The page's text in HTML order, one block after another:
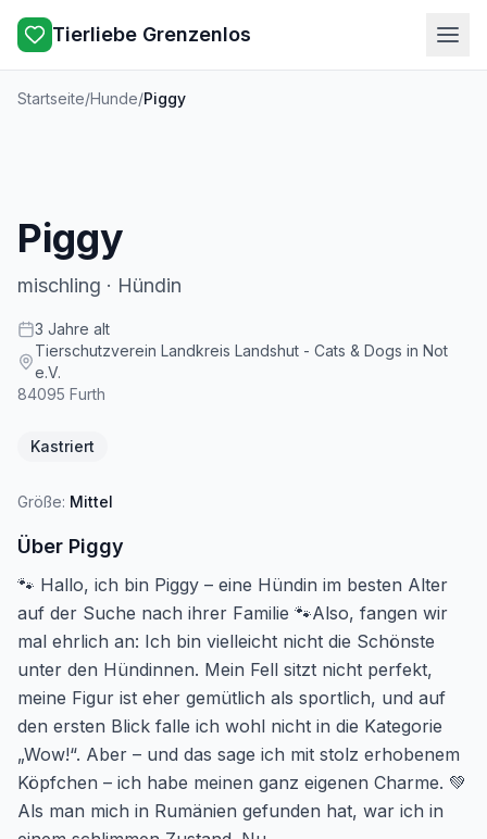
Tierliebe Grenzenlos
Startseite/Hunde/Piggy
Piggy
mischling · Hündin
3 Jahre alt
Tierschutzverein Landkreis Landshut - Cats & Dogs in Not
e.V.
84095 Furth
Kastriert
Größe: Mittel
Über Piggy
🐾 Hallo, ich bin Piggy – eine Hündin im besten Alter
auf der Suche nach ihrer Familie 🐾Also, fangen wir
mal ehrlich an: Ich bin vielleicht nicht die Schönste
unter den Hündinnen. Mein Fell sitzt nicht perfekt,
meine Figur ist eher gemütlich als sportlich, und auf
den ersten Blick falle ich wohl nicht in die Kategorie
„Wow!“. Aber – und das sage ich mit stolz erhobenem
Köpfchen – ich habe meinen ganz eigenen Charme. 💚
Als man mich in Rumänien gefunden hat, war ich in